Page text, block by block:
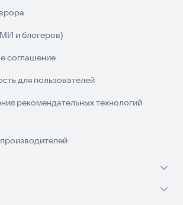
и блогеров)
соглашение
для пользователей
рекомендательных технологий
на TV